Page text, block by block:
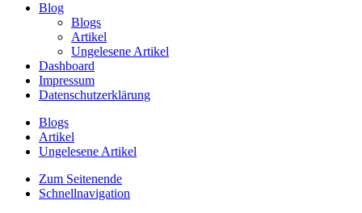
Blog
Blogs
Artikel
Ungelesene Artikel
Dashboard
Impressum
Datenschutzerklärung
Blogs
Artikel
Ungelesene Artikel
Zum Seitenende
Schnellnavigation